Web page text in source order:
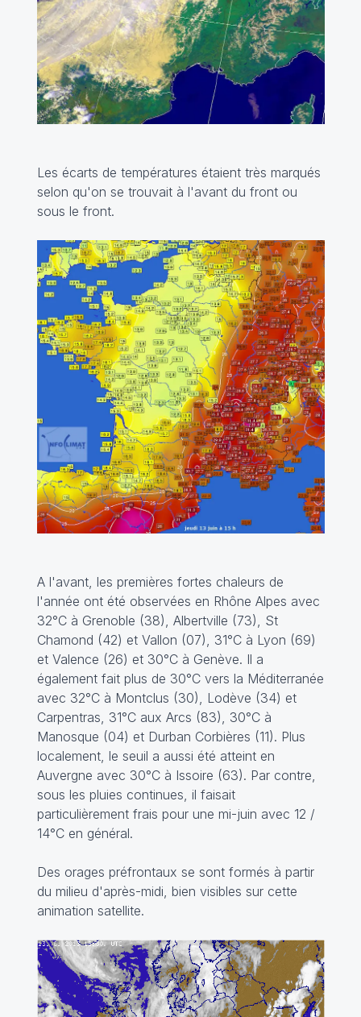
Les écarts de températures étaient très marqués
selon qu'on se trouvait à l'avant du front ou
sous le front.
A l'avant, les premières fortes chaleurs de
l'année ont été observées en Rhône Alpes avec
32°C à Grenoble (38), Albertville (73), St
Chamond (42) et Vallon (07), 31°C à Lyon (69)
et Valence (26) et 30°C à Genève. Il a
également fait plus de 30°C vers la Méditerranée
avec 32°C à Montclus (30), Lodève (34) et
Carpentras, 31°C aux Arcs (83), 30°C à
Manosque (04) et Durban Corbières (11). Plus
localement, le seuil a aussi été atteint en
Auvergne avec 30°C à Issoire (63). Par contre,
sous les pluies continues, il faisait
particulièrement frais pour une mi-juin avec 12 /
14°C en général.
Des orages préfrontaux se sont formés à partir
du milieu d'après-midi, bien visibles sur cette
animation satellite.